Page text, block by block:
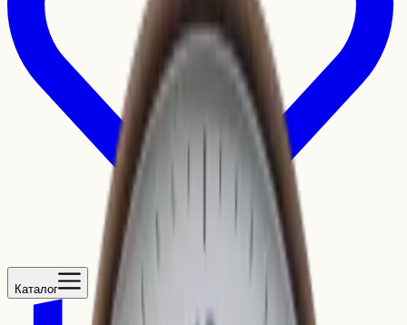
Каталог